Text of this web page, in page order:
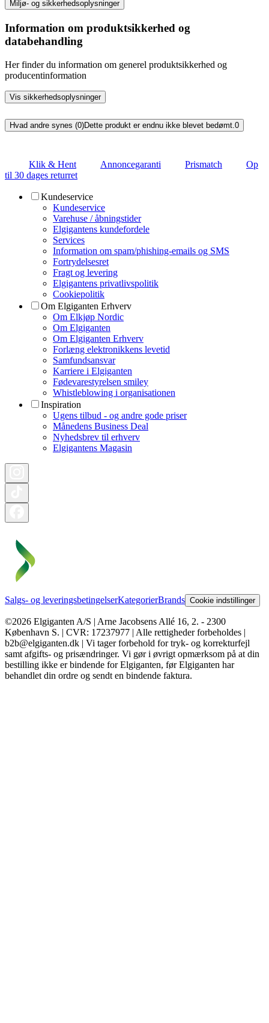
Miljø- og sikkerhedsoplysninger
Information om produktsikkerhed og
databehandling
Her finder du information om generel produktsikkerhed og
producentinformation
Vis sikkerhedsoplysninger
Hvad andre synes (0)Dette produkt er endnu ikke blevet bedømt. 0
Klik & Hent Annoncegaranti Prismatch
Op
til 30 dages returret
Kundeservice
Kundeservice
Varehuse / åbningstider
Elgigantens kundefordele
Services
Information om spam/phishing-emails og SMS
Fortrydelsesret
Fragt og levering
Elgigantens privatlivspolitik
Cookiepolitik
Om Elgiganten Erhverv
Om Elkjøp Nordic
Om Elgiganten
Om Elgiganten Erhverv
Forlæng elektronikkens levetid
Samfundsansvar
Karriere i Elgiganten
Fødevarestyrelsen smiley
Whistleblowing i organisationen
Inspiration
Ugens tilbud - og andre gode priser
Månedens Business Deal
Nyhedsbrev til erhverv
Elgigantens Magasin
Salgs- og leveringsbetingelserKategorierBrands Cookie indstillinger
©2026 Elgiganten A/S | Arne Jacobsens Allé 16, 2. - 2300
København S. | CVR: 17237977 | Alle rettigheder forbeholdes |
b2b@elgiganten.dk | Vi tager forbehold for tryk- og korrekturfejl
samt afgifts- og prisændringer. Vi gør i øvrigt opmærksom på at din
bestilling ikke er bindende for Elgiganten, før Elgiganten har
behandlet din ordre og sendt en bindende faktura.